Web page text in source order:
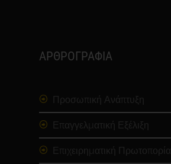
ΑΡΘΡΟΓΡΑΦΙΑ
Προσωπική Ανάπτυξη
Επαγγελματική Εξέλιξη
Επιχειρηματική Πρωτοπορία